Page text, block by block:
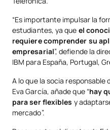
“Es importante impulsar la
estudiantes, ya que el
requiere comprender su
empresarial”, defiende la
IBM para España, Portugal,
A lo que la socia responsable
Eva García, añade que “hay
para ser flexibles y
mercado”.